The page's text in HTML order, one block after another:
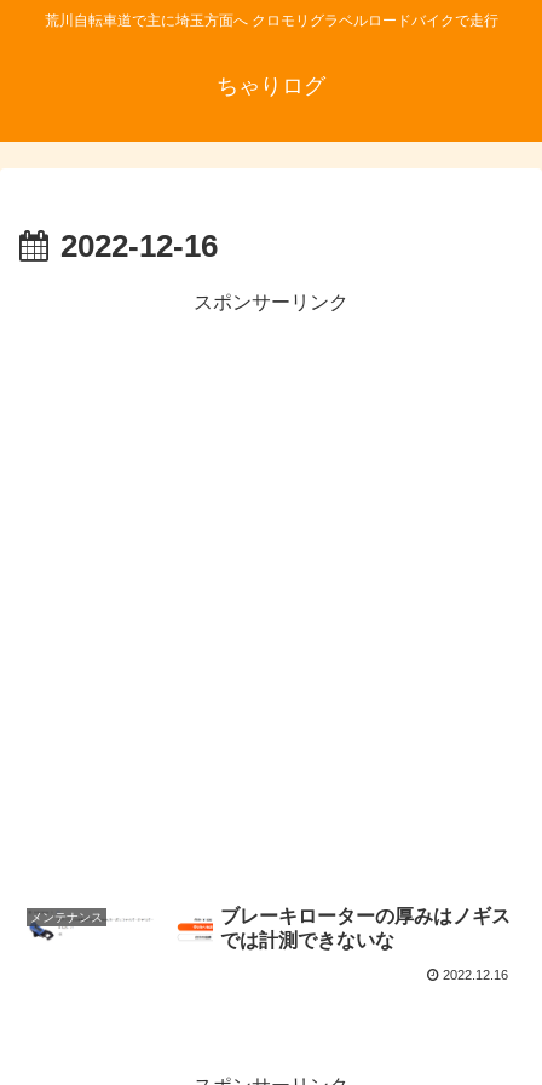
荒川自転車道で主に埼玉方面へ クロモリグラベルロードバイクで走行
ちゃりログ
2022-12-16
スポンサーリンク
メンテナンス
ブレーキローターの厚みはノギス
では計測できないな
2022.12.16